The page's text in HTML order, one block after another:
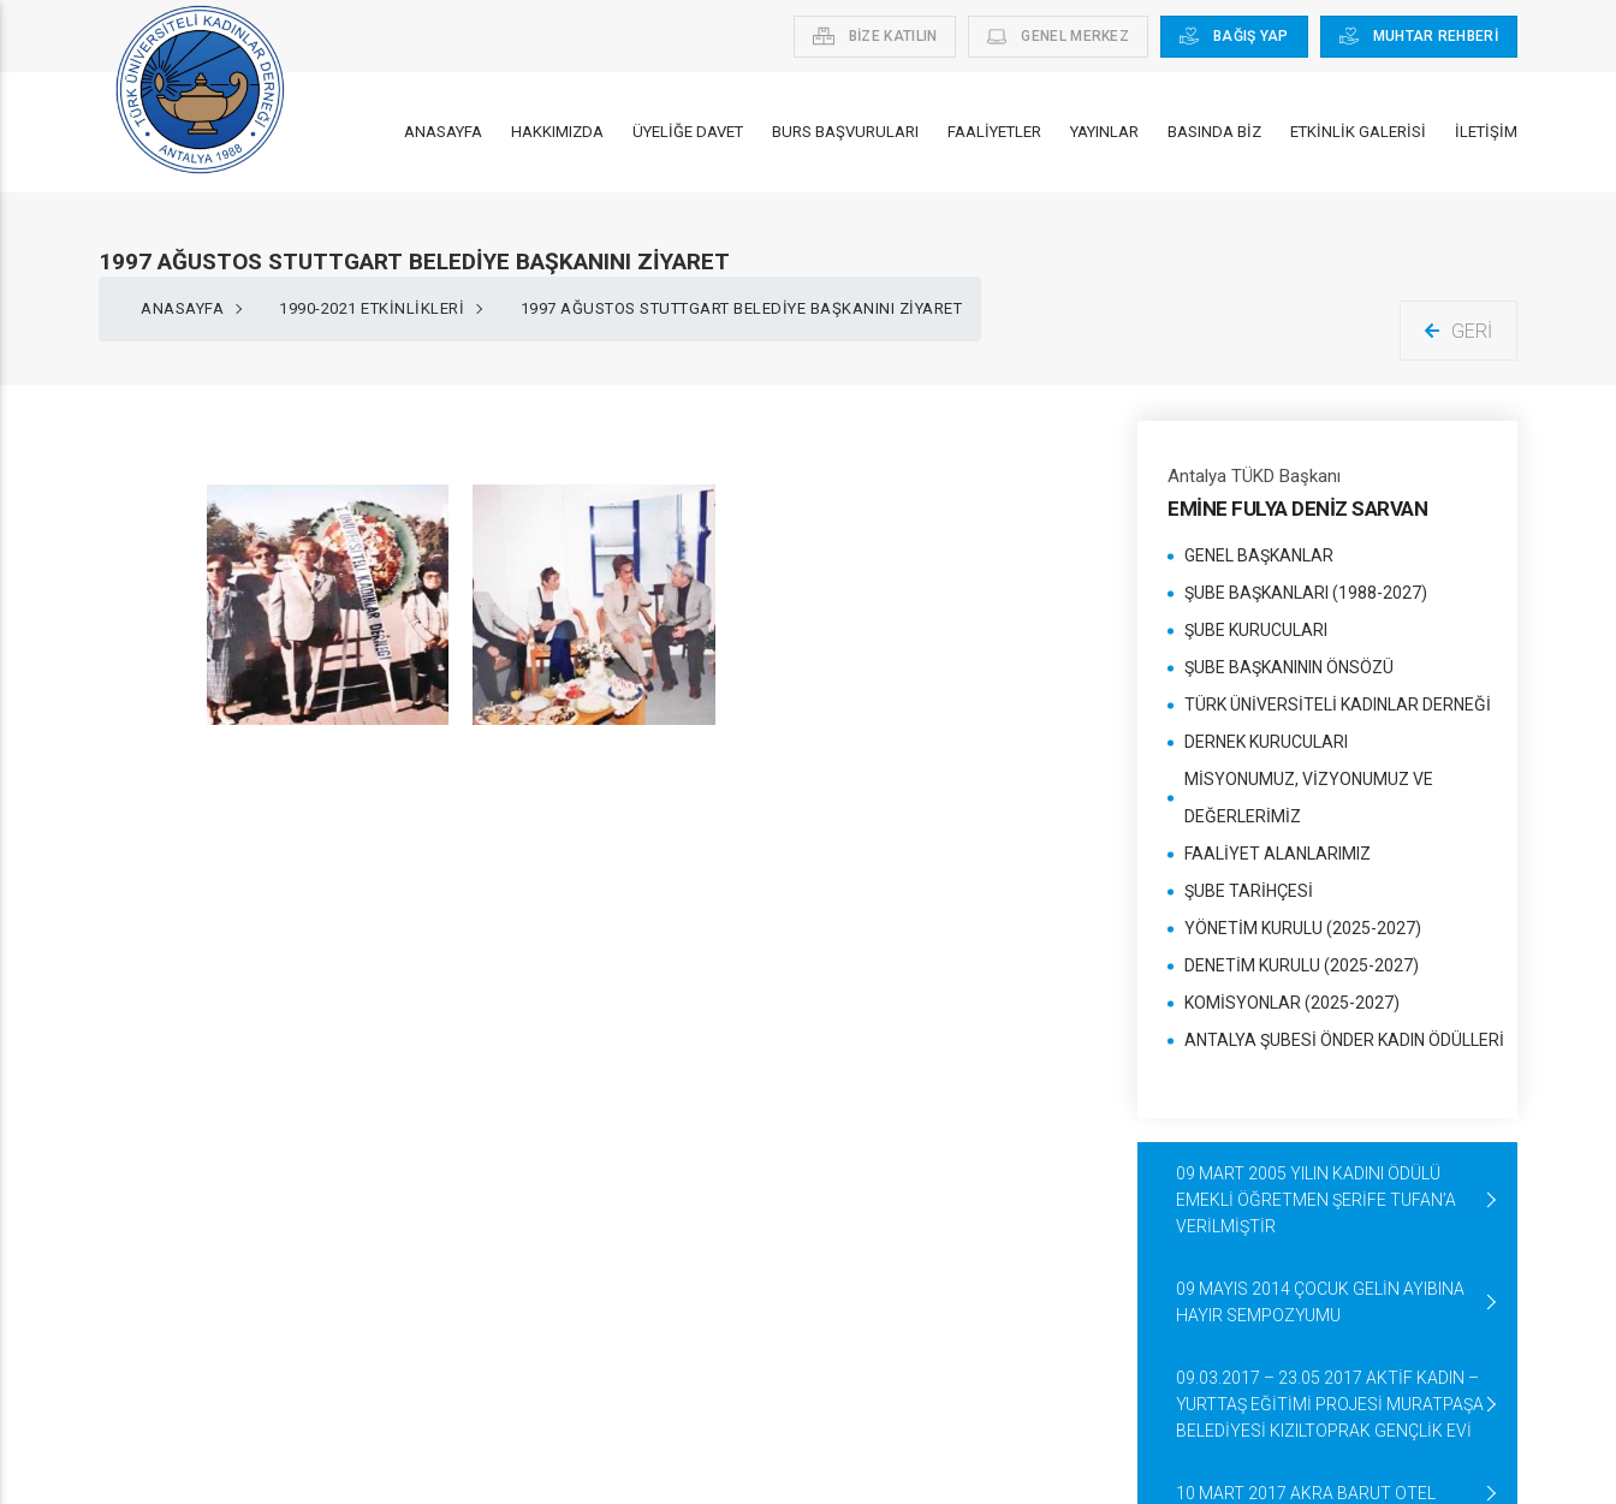
BİZE KATILIN GENEL MERKEZ BAĞIŞ YAP MUHTAR REHBERİ
ANASAYFA HAKKIMIZDA ÜYELIĞE DAVET BURS BAŞVURULARI FAALIYETLER YAYINLAR BASINDA BIZ ETKINLIK GALERISI İLETIŞIM
1997 AĞUSTOS STUTTGART BELEDİYE BAŞKANINI ZİYARET
ANASAYFA 1990-2021 ETKINLIKLERI 1997 AĞUSTOS STUTTGART BELEDİYE BAŞKANINI ZİYARET
GERI
Antalya TÜKD Başkanı
EMİNE FULYA DENİZ SARVAN
GENEL BAŞKANLAR
ŞUBE BAŞKANLARI (1988-2027)
ŞUBE KURUCULARI
ŞUBE BAŞKANININ ÖNSÖZÜ
TÜRK ÜNİVERSİTELİ KADINLAR DERNEĞİ
DERNEK KURUCULARI
MİSYONUMUZ, VİZYONUMUZ VE
DEĞERLERİMİZ
FAALİYET ALANLARIMIZ
ŞUBE TARİHÇESİ
YÖNETİM KURULU (2025-2027)
DENETİM KURULU (2025-2027)
KOMİSYONLAR (2025-2027)
ANTALYA ŞUBESİ ÖNDER KADIN ÖDÜLLERİ
09 MART 2005 YILIN KADINI ÖDÜLÜ
EMEKLİ ÖĞRETMEN ŞERİFE TUFAN’A
VERİLMİŞTİR
09 MAYIS 2014 ÇOCUK GELİN AYIBINA
HAYIR SEMPOZYUMU
09.03.2017 – 23.05 2017 AKTİF KADIN –
YURTTAŞ EĞİTİMİ PROJESİ MURATPAŞA
BELEDİYESİ KIZILTOPRAK GENÇLİK EVİ
10 MART 2017 AKRA BARUT OTEL